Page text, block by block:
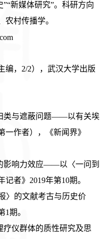
”“新媒体研究”。科研方向
农村传播学。
编， 2/2），武汉大学出版
类与遮蔽问题——以有关埃
一作者），《新闻界》
影响力效应——以〈一问到
记者》2019年第10期。
〉的文献考古与历史价
1期。
疗仪群体的质性研究及思